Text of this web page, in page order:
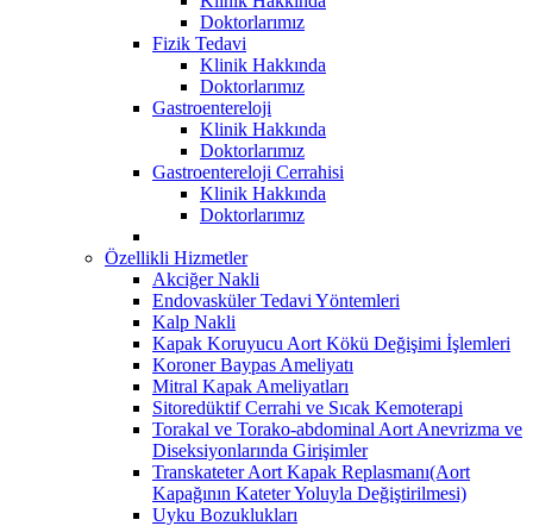
Doktorlarımız
Fizik Tedavi
Klinik Hakkında
Doktorlarımız
Gastroentereloji
Klinik Hakkında
Doktorlarımız
Gastroentereloji Cerrahisi
Klinik Hakkında
Doktorlarımız
Özellikli Hizmetler
Akciğer Nakli
Endovasküler Tedavi Yöntemleri
Kalp Nakli
Kapak Koruyucu Aort Kökü Değişimi İşlemleri
Koroner Baypas Ameliyatı
Mitral Kapak Ameliyatları
Sitoredüktif Cerrahi ve Sıcak Kemoterapi
Torakal ve Torako-abdominal Aort Anevrizma ve
Diseksiyonlarında Girişimler
Transkateter Aort Kapak Replasmanı(Aort
Kapağının Kateter Yoluyla Değiştirilmesi)
Uyku Bozuklukları